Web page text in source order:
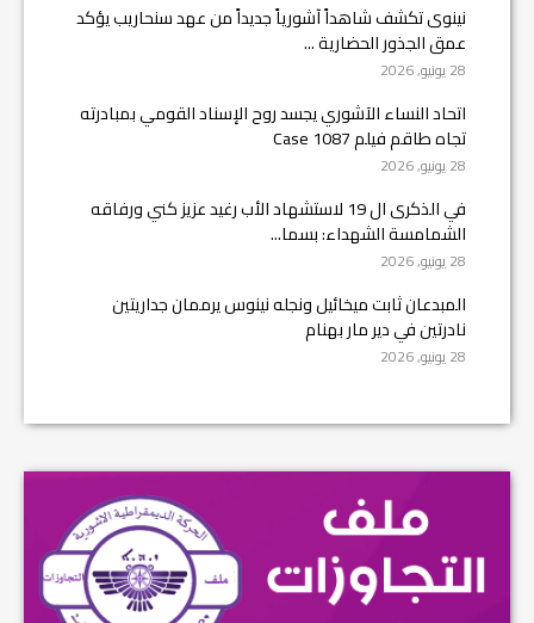
نينوى تكشف شاهداً آشورياً جديداً من عهد سنحاريب يؤكد
عمق الجذور الحضارية ...
28 يونيو, 2026
اتحاد النساء الآشوري يجسد روح الإسناد القومي بمبادرته
تجاه طاقم فيلم Case 1087
28 يونيو, 2026
في الذكرى ال 19 لاستشهاد الأب رغيد عزيز كني ورفاقه
الشمامسة الشهداء: بسما...
28 يونيو, 2026
المبدعان ثابت ميخائيل ونجله نينوس يرممان جداريتين
نادرتين في دير مار بهنام
28 يونيو, 2026